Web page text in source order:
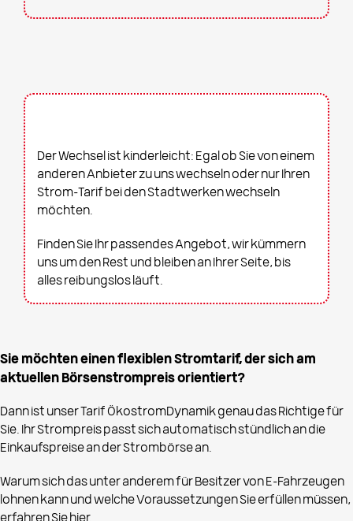
Der Wechsel ist kinderleicht: Egal ob Sie von einem
anderen Anbieter zu uns wechseln oder nur Ihren
Strom-Tarif bei den Stadtwerken wechseln
möchten.
Finden Sie Ihr passendes Angebot, wir kümmern
uns um den Rest und bleiben an Ihrer Seite, bis
alles reibungslos läuft.
Sie möchten einen flexiblen Stromtarif, der sich am
aktuellen Börsenstrompreis orientiert?
Dann ist unser Tarif ÖkostromDynamik genau das Richtige für
Sie. Ihr Strompreis passt sich automatisch stündlich an die
Einkaufspreise an der Strombörse an.
Warum sich das unter anderem für Besitzer von E-Fahrzeugen
lohnen kann und welche Voraussetzungen Sie erfüllen müssen,